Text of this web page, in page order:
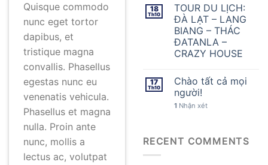
Quisque commodo
nunc eget tortor
dapibus, et
tristique magna
convallis. Phasellus
egestas nunc eu
venenatis vehicula.
Phasellus et magna
nulla. Proin ante
nunc, mollis a
lectus ac, volutpat
18
Th10
TOUR DU LỊCH:
ĐÀ LẠT – LANG
BIANG – THÁC
ĐATANLA –
CRAZY HOUSE
17
Th10
Chào tất cả mọi
người!
1 Nhận xét
RECENT COMMENTS